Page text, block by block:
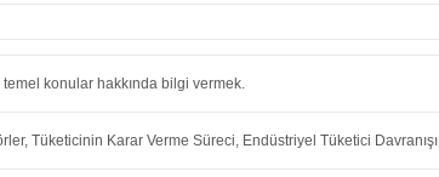
konular hakkında bilgi vermek.
Tüketicinin Karar Verme Süreci, Endüstriyel Tüketici Davranışı